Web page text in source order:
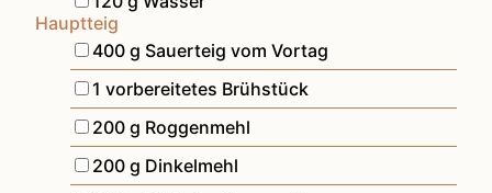
Hauptteig
▢
400 g Sauerteig vom Vortag
▢
1 vorbereitetes Brühstück
▢
200 g Roggenmehl
▢
200 g Dinkelmehl